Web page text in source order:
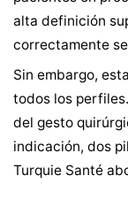
alta definición
correctamente
Sin embargo,
todos los
del gesto
indicación, dos
Turquie Santé